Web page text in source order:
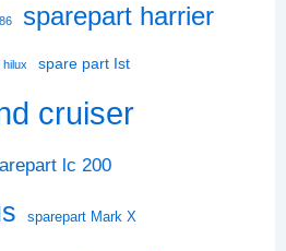
sparepart harrier
spare part Ist
cruiser
lc 200
sparepart Mark X